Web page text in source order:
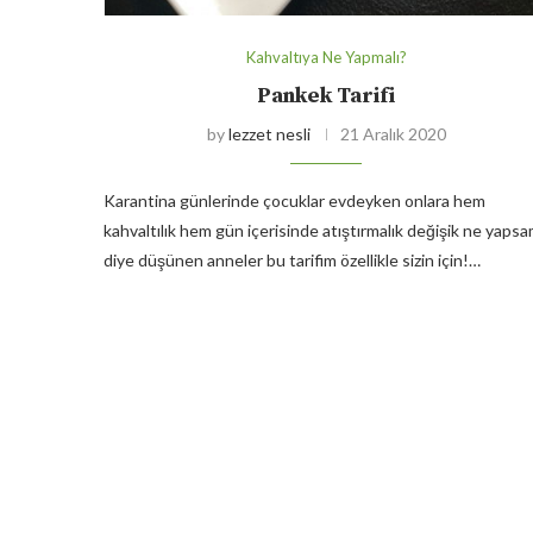
Kahvaltıya Ne Yapmalı?
Pankek Tarifi
bylezzet nesli 21 Aralık 2020
Karantina günlerinde çocuklar evdeyken onlara hem
kahvaltılık hem gün içerisinde atıştırmalık değişik ne
diye düşünen anneler bu tarifim özellikle sizin için!…